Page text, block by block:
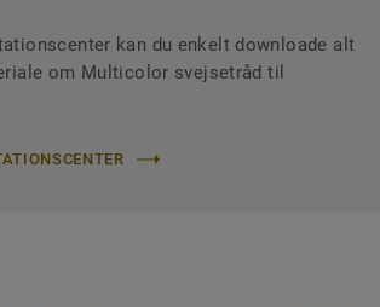
kan du enkelt downloade alt
om Multicolor svejsetråd til